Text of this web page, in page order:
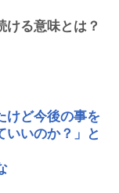
ける意味とは？
けど今後の事を
いいのか？」と